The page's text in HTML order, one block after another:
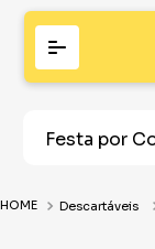
Festa por
Descartáveis